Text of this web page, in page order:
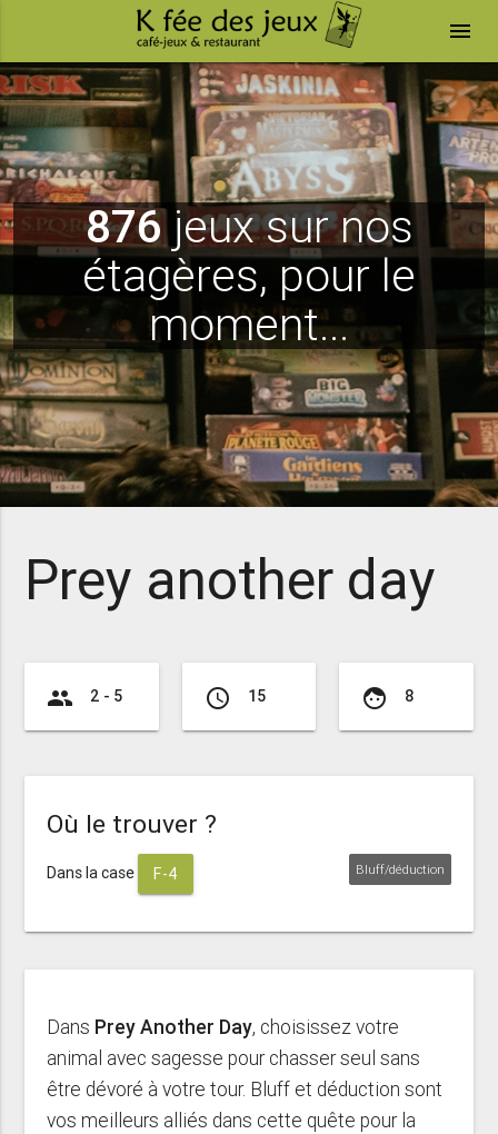
menu
876jeux sur nos
étagères, pour le
moment...
Prey another day
group 2 - 5 access_time 15 face 8
Où le trouver ?
Dans la case F-4 Bluff/déduction
Dans Prey Another Day, choisissez votre
animal avec sagesse pour chasser seul sans
être dévoré à votre tour. Bluff et déduction sont
vos meilleurs alliés dans cette quête pour la